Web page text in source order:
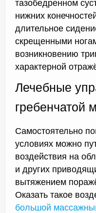
тазобедренном
нижних
длительное
скрещенными
возникновению
характерной
Лечебные
гребенчатой
Самостоятельно
условиях можно
воздействия на
и других
вытяжением
Оказать такое
большой